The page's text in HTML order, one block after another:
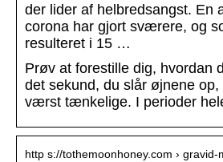
der lider af helbredsangst. En
corona har gjort sværere, og
resulteret i 15 …
Prøv at forestille dig, hvordan
det sekund, du slår øjnene
værst tænkelige. I perioder
http s://tothemoonhoney.com ›